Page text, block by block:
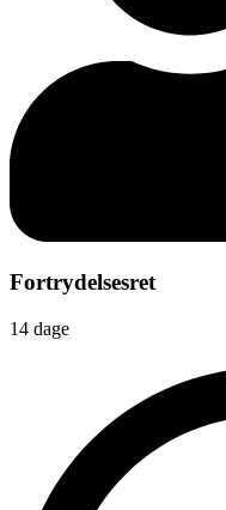
Fortrydelsesret
14 dage